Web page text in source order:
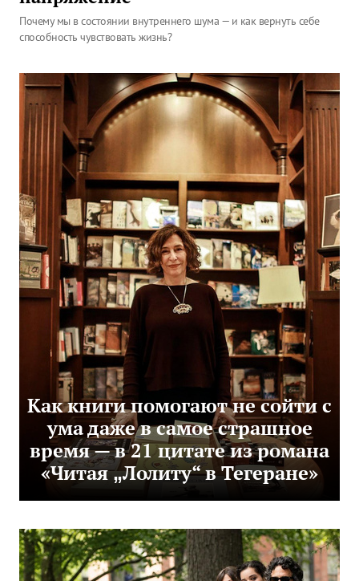
Почему мы в состоянии внутреннего шума — и как вернуть себе
способность чувствовать жизнь?
Как книги помогают не сойти с
ума даже в самое страшное
время — в 21 цитате из романа
«Читая „Лолиту“ в Тегеране»